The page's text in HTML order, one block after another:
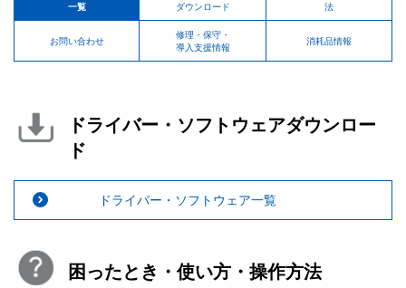
一覧
ダウンロード
法
お問い合わせ
修理・保守・
導入支援情報
消耗品情報
ドライバー・ソフトウェアダウンロー
ド
ドライバー・ソフトウェア一覧
困ったとき・使い方・操作方法